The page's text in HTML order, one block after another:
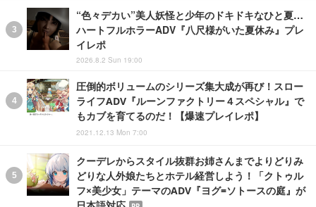
“色々デカい”美人妖怪と少年のドキドキなひと夏…
ハートフルホラーADV『八尺様がいた夏休み』プレ
イレポ
2026.8.2 Sun 19:00
圧倒的ボリュームのシリーズ集大成が再び！スロー
ライフADV『ルーンファクトリー４スペシャル』で
もカブを育てるのだ！【爆速プレイレポ】
2021.12.13 Mon 7:00
クーデレからスタイル抜群お姉さんまでよりどりみ
どりな人外娘たちとホテル経営しよう！「クトゥル
フ×美少女」テーマのADV『ヨグ=ソトースの庭』が